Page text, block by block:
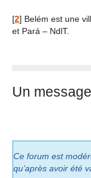
[2] Belém est une
et Pará – NdlT.
Un
Ce forum est
qu’après avoir été